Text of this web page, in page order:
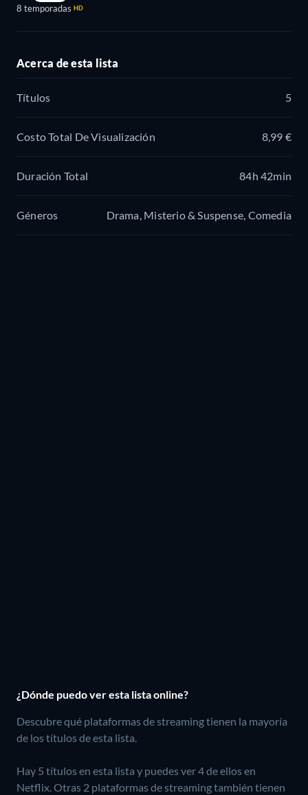
8 temporadas HD
Acerca de esta lista
Títulos 5
Costo Total De Visualización 8,99 €
Duración Total 84h 42min
Géneros Drama, Misterio & Suspense, Comedia
¿Dónde puedo ver esta lista online?
Descubre qué plataformas de streaming tienen la mayoría
de los títulos de esta lista.
Hay 5 títulos en esta lista y puedes ver 4 de ellos en
Netflix.Otras 2 plataformas de streaming también tienen